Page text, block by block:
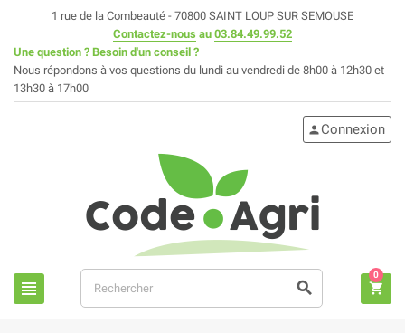
1 rue de la Combeauté - 70800 SAINT LOUP SUR SEMOUSE
Contactez-nous au 03.84.49.99.52
Une question ? Besoin d'un conseil ?
Nous répondons à vos questions du lundi au vendredi de 8h00 à 12h30 et
13h30 à 17h00
view_headline search
person Connexion
shopping_cart
0